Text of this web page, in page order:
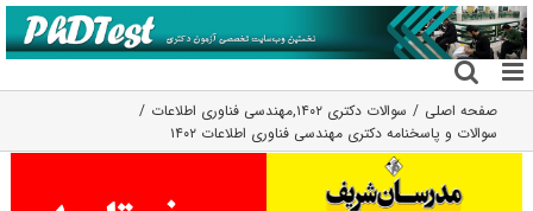
رفتن
به
محتوا
صفحه اصلی سوالات دکتری ۱۴۰۲ ,مهندسی فناوری اطلاعات
سوالات و پاسخنامه دکتری مهندسی فناوری اطلاعات ۱۴۰۲